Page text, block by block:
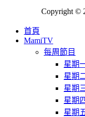
Copyright ©
首頁
MamiTV
每周節目
星期
星期
星期
星期
星期